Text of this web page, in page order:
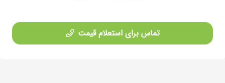
تماس برای استعلام قیمت